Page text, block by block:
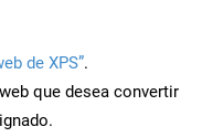
de XPS”.
que desea convertir